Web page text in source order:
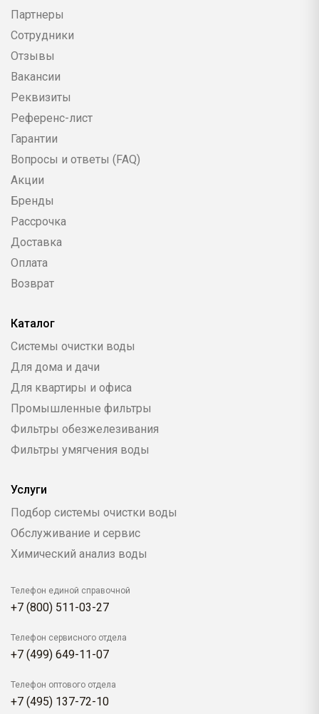
Партнеры
Сотрудники
Отзывы
Вакансии
Реквизиты
Референс-лист
Гарантии
Вопросы и ответы (FAQ)
Акции
Бренды
Рассрочка
Доставка
Оплата
Возврат
Каталог
Системы очистки воды
Для дома и дачи
Для квартиры и офиса
Промышленные фильтры
Фильтры обезжелезивания
Фильтры умягчения воды
Услуги
Подбор системы очистки воды
Обслуживание и сервис
Химический анализ воды
Телефон единой справочной
+7 (800) 511-03-27
Телефон сервисного отдела
+7 (499) 649-11-07
Телефон оптового отдела
+7 (495) 137-72-10